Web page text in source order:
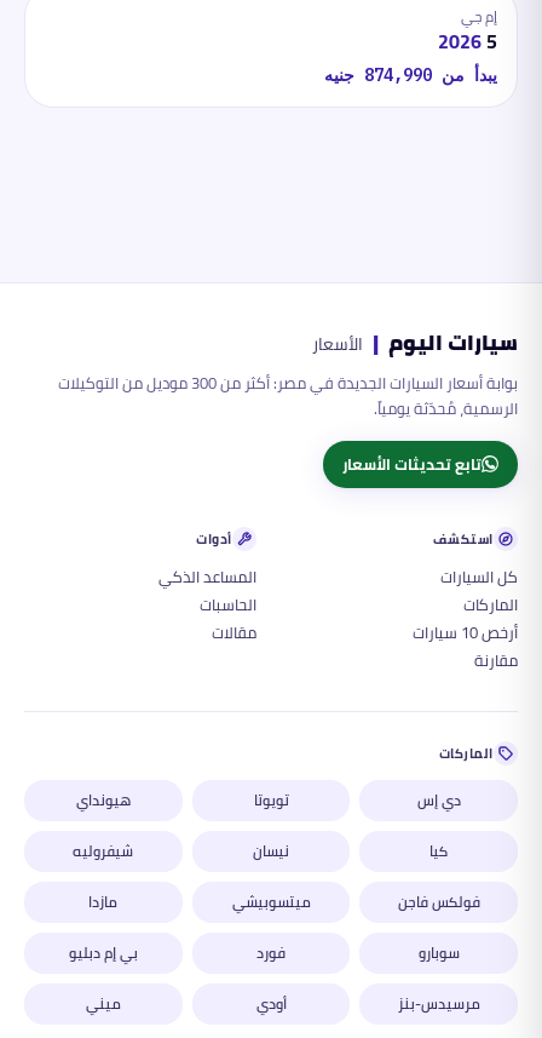
إم جي
5
2026
يبدأ من 874,990 جنيه
سيارات اليوم | الأسعار
بوابة أسعار السيارات الجديدة في مصر: أكثر من 300 موديل من التوكيلات
الرسمية، مُحدّثة يومياً.
تابع تحديثات الأسعار
استكشف
كل السيارات
الماركات
أرخص 10 سيارات
مقارنة
أدوات
المساعد الذكي
الحاسبات
مقالات
الماركات
دي إس تويوتا
هيونداي
كيا
نيسان
شيفروليه
فولكس فاجن
ميتسوبيشي
مازدا
سوبارو
فورد
بي إم دبليو
مرسيدس-بنز
أودي ميني